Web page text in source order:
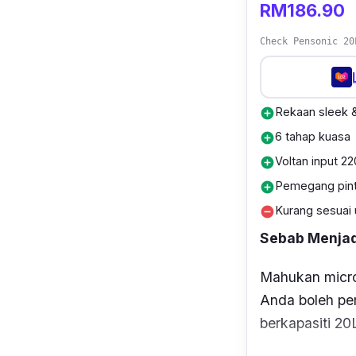
RM186.90
Check Pensonic
add_circleRekaan sleek
add_circle6 tahap kuasa
add_circleVoltan input
add_circlePemegang
remove_circleKurang
Sebab
Mahukan
Anda boleh
berkapasiti